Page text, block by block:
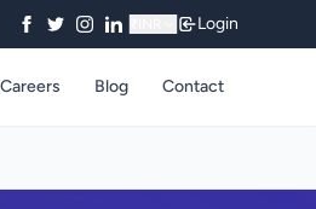
Login
Careers Blog Contact